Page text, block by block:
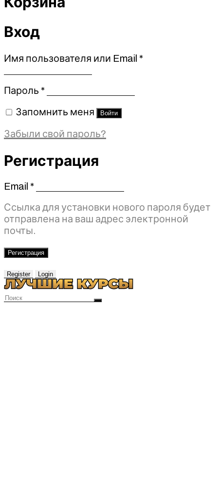
Вход
Имя пользователя или Email *Обязательно
Пароль *Обязательно
Запомнить меня Войти
Забыли свой пароль?
Регистрация
Email *Обязательно
Ссылка для установки нового пароля будет
отправлена ​​на ваш адрес электронной
почты.
Регистрация
Register Login